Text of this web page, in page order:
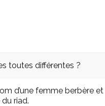
toutes différentes ?
d’une femme berbère
riad.